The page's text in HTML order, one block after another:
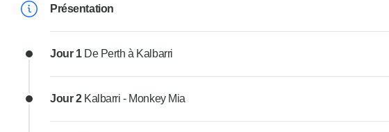
Présentation
Jour 1 De Perth à Kalbarri
Jour 2 Kalbarri - Monkey Mia